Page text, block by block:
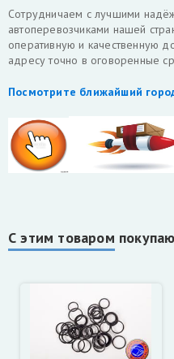
Cотрудничаем с лучшими
автоперевозчиками нашей
оперативную и качественную
адресу точно в оговоренные
Посмотрите ближайший
С этим товаром